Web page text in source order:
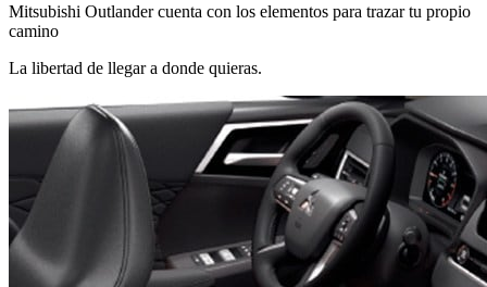
Mitsubishi Outlander cuenta con los elementos para trazar tu propio
camino
La libertad de llegar a donde quieras.